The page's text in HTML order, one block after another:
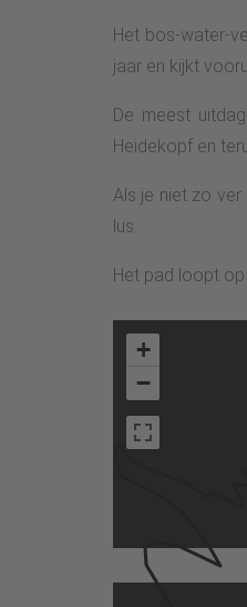
Het bos-water-
jaar en kijkt
De meest
Heidekopf en
Als je niet zo
lus.
Het pad loopt
+
−